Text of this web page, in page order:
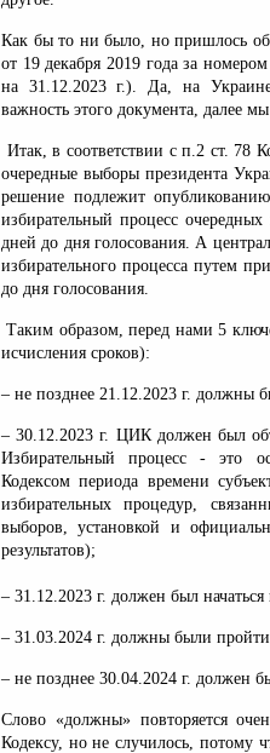
Как бы то ни было, но пришлось
от 19 декабря 2019 года за
на 31.12.2023 г.). Да, на
важность этого документа, далее
Итак, в соответствии с п.2 ст. 78
очередные выборы президента
решение подлежит
избирательный процесс
дней до дня голосования. А
избирательного процесса путем
до дня голосования.
Таким образом, перед нами 5
исчисления сроков):
– не позднее 21.12.2023 г. должны
– 30.12.2023 г. ЦИК должен был
Избирательный процесс - это
Кодексом периода времени
избирательных процедур,
выборов, установкой и
результатов);
– 31.12.2023 г. должен был
– 31.03.2024 г. должны были
– не позднее 30.04.2024 г. должен
Слово «должны» повторяется
Кодексу, но не случилось, потому